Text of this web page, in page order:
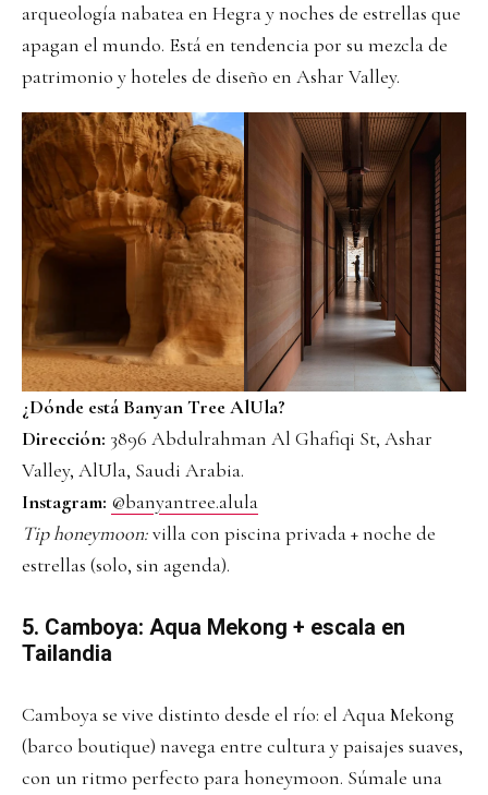
arqueología nabatea en Hegra y noches de estrellas que
apagan el mundo. Está en tendencia por su mezcla de
patrimonio y hoteles de diseño en Ashar Valley.
¿Dónde está Banyan Tree AlUla?
Dirección: 3896 Abdulrahman Al Ghafiqi St, Ashar
Valley, AlUla, Saudi Arabia.
Instagram: @banyantree.alula
Tip honeymoon:villa con piscina privada + noche de
estrellas (solo, sin agenda).
5. Camboya: Aqua Mekong + escala en
Tailandia
Camboya se vive distinto desde el río: el Aqua Mekong
(barco boutique) navega entre cultura y paisajes suaves,
con un ritmo perfecto para honeymoon. Súmale una